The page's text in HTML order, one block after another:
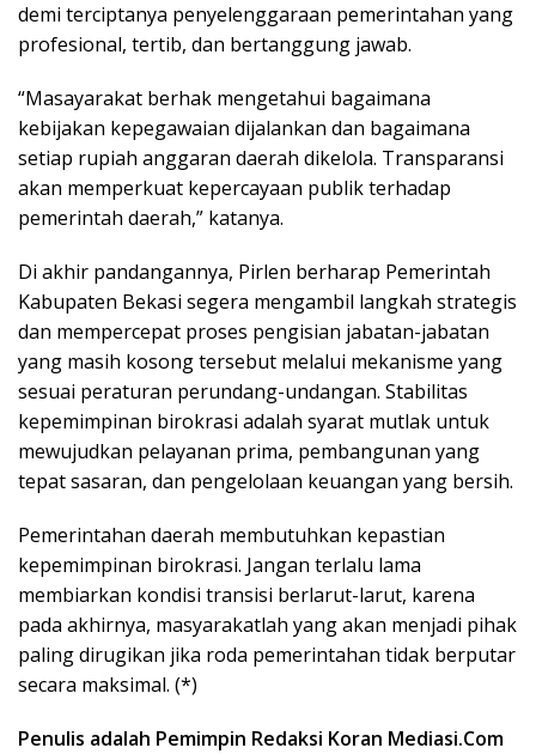
demi terciptanya penyelenggaraan pemerintahan yang
profesional, tertib, dan bertanggung jawab.
“Masayarakat berhak mengetahui bagaimana
kebijakan kepegawaian dijalankan dan bagaimana
setiap rupiah anggaran daerah dikelola. Transparansi
akan memperkuat kepercayaan publik terhadap
pemerintah daerah,” katanya.
Di akhir pandangannya, Pirlen berharap Pemerintah
Kabupaten Bekasi segera mengambil langkah strategis
dan mempercepat proses pengisian jabatan-jabatan
yang masih kosong tersebut melalui mekanisme yang
sesuai peraturan perundang-undangan. Stabilitas
kepemimpinan birokrasi adalah syarat mutlak untuk
mewujudkan pelayanan prima, pembangunan yang
tepat sasaran, dan pengelolaan keuangan yang bersih.
Pemerintahan daerah membutuhkan kepastian
kepemimpinan birokrasi. Jangan terlalu lama
membiarkan kondisi transisi berlarut-larut, karena
pada akhirnya, masyarakatlah yang akan menjadi pihak
paling dirugikan jika roda pemerintahan tidak berputar
secara maksimal. (*)
Penulis adalah Pemimpin Redaksi Koran Mediasi.Com